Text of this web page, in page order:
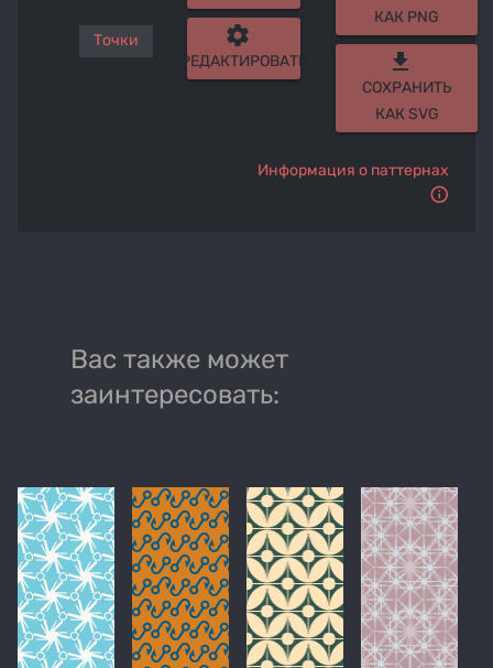
Точки settings
РЕДАКТИРОВАТЬ
КАК PNG
get_app
СОХРАНИТЬ
КАК SVG
Информация о паттернах
Вас также может
заинтересовать: